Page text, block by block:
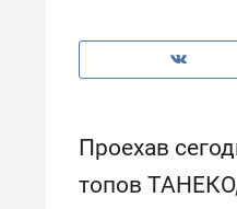
Проехав
топов